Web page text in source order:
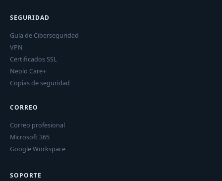
SEGURIDAD
Guía de Ciberseguridad
VPN
Certificados SSL
Neolo Care+
Copias de seguridad
CORREO
Correo profesional
Microsoft 365
Google Workspace
SOPORTE